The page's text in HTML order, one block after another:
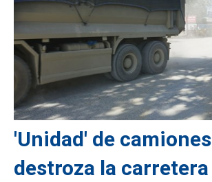
'Unidad' de camiones
destroza la carretera